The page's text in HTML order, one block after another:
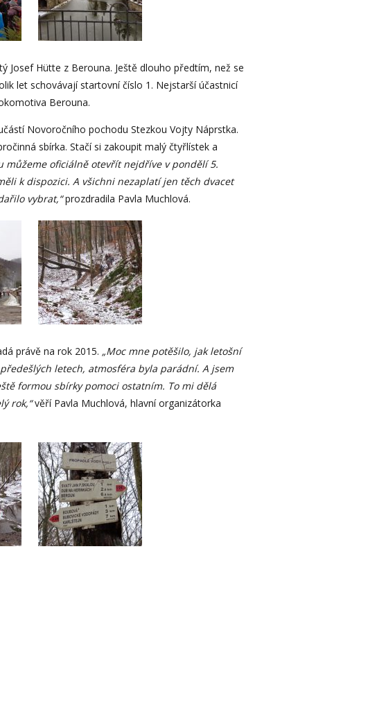
Josef Hütte z Berouna. Ještě dlouho předtím, než se
let schovávají startovní číslo 1. Nejstarší účastnicí
Berouna.
Novoročního pochodu Stezkou Vojty Náprstka.
sbírka. Stačí si zakoupit malý čtyřlístek a
můžeme oficiálně otevřít nejdříve v pondělí 5.
k dispozici. A všichni nezaplatí jen těch dvacet
vybrat,“prozdradila Pavla Muchlová.
právě na rok 2015. „Moc mne potěšilo, jak letošní
letech, atmosféra byla parádní. A jsem
formou sbírky pomoci ostatním. To mi dělá
rok,“věří Pavla Muchlová, hlavní organizátorka